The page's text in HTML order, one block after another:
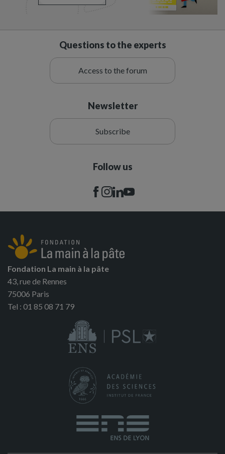
Questions to the experts
Access to the forum
Newsletter
Subscribe
Follow us
Fondation La main à la pâte
43, rue de Rennes
75006 Paris
Tel : 01 85 08 71 79